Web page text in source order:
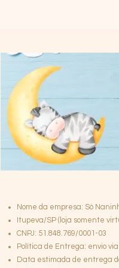
Nome da empresa: Só
Itupeva/SP (loja somente
CNPJ: 51.848.769/0001-03
Política de Entrega: envio
Data estimada de entrega